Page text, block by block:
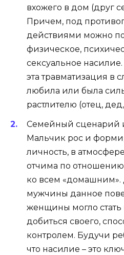
вхожего в дом (друг
Причем, под
действиями можно
физическое,
сексуальное
эта травматизация в
любила или была
растлителю (отец,
Семейный сценарий
Мальчик рос и
личность, в
отчима по
ко всем «домашним».
мужчины данное
женщины могло
добиться своего,
контролем. Будучи
что насилие – это